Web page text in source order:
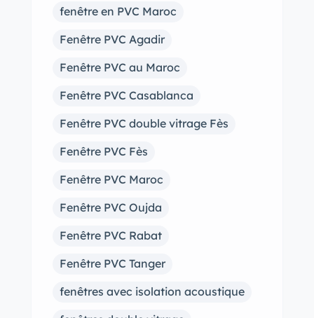
fenêtre en PVC Maroc
Fenêtre PVC Agadir
Fenêtre PVC au Maroc
Fenêtre PVC Casablanca
Fenêtre PVC double vitrage Fès
Fenêtre PVC Fès
Fenêtre PVC Maroc
Fenêtre PVC Oujda
Fenêtre PVC Rabat
Fenêtre PVC Tanger
fenêtres avec isolation acoustique